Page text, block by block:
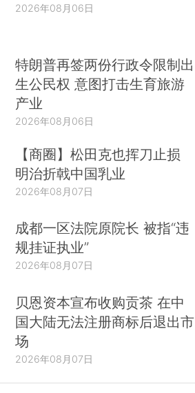
2026年08月06日
特朗普再签两份行政令限制出
生公民权 意图打击生育旅游
产业
2026年08月06日
【商圈】松田克也挥刀止损
明治折戟中国乳业
2026年08月07日
成都一区法院原院长 被指“违
规挂证执业”
2026年08月07日
贝恩资本宣布收购贡茶 在中
国大陆无法注册商标后退出市
场
2026年08月07日